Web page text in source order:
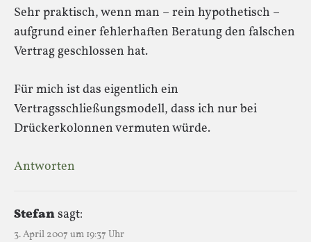
Sehr praktisch, wenn man – rein hypothetisch –
aufgrund einer fehlerhaften Beratung den falschen
Vertrag geschlossen hat.
Für mich ist das eigentlich ein
Vertragsschließungsmodell, dass ich nur bei
Drückerkolonnen vermuten würde.
Antworten
Stefansagt:
3. April 2007 um 19:37 Uhr